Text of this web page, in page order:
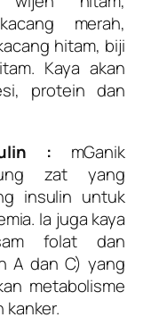
merah,
hitam, biji
Kaya akan
protein dan
: mGanik
zat yang
insulin untuk
Ia juga kaya
folat dan
A dan C) yang
metabolisme